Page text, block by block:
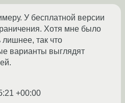
У бесплатной версии
Хотя мне было
так что
варианты выглядят
+00:00